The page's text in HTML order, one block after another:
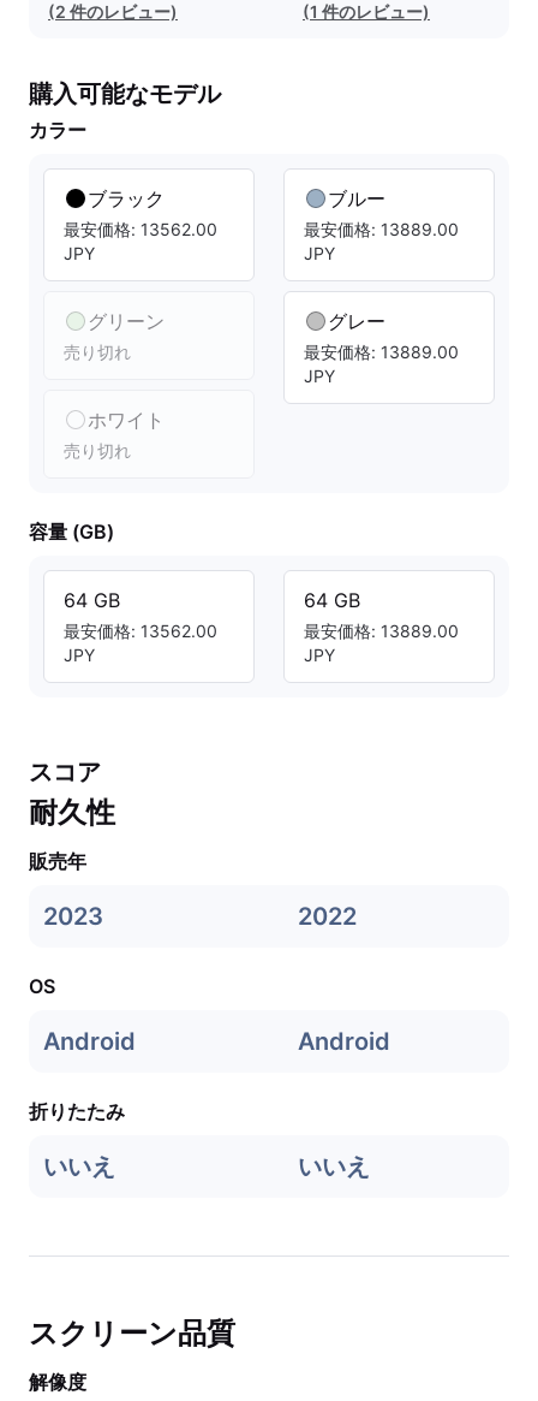
(2 件のレビュー)
(1 件のレビュー)
購入可能なモデル
カラー
ブラック
最安価格: 13562.00
JPY
グリーン
売り切れ
ホワイト
売り切れ
ブルー
最安価格: 13889.00
JPY
グレー
最安価格: 13889.00
JPY
容量 (GB)
64 GB
最安価格: 13562.00
JPY
64 GB
最安価格: 13889.00
JPY
スコア
耐久性
販売年
2023 2022
OS
Android Android
折りたたみ
いいえ いいえ
スクリーン品質
解像度